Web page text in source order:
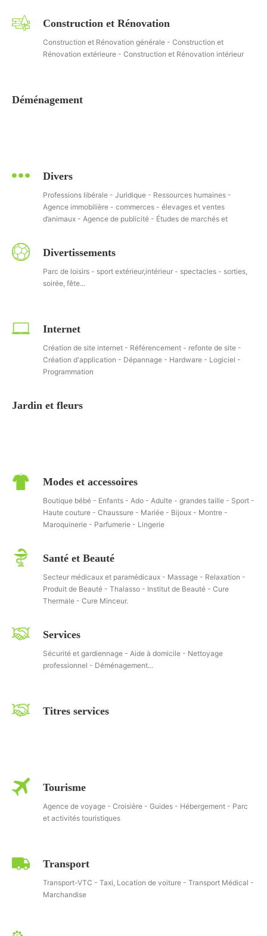
Construction et Rénovation
Construction et Rénovation générale - Construction et
Rénovation extérieure - Construction et Rénovation intérieur
Déménagement
Divers
Professions libérale - Juridique - Ressources humaines -
Agence immobilière - commerces - élevages et ventes
d’animaux - Agence de publicité - Études de marchés et
Divertissements
Parc de loisirs - sport extérieur,intérieur - spectacles - sorties,
soirée, fête...
Internet
Création de site internet - Référencement - refonte de site -
Création d'application - Dépannage - Hardware - Logiciel -
Programmation
Jardin et fleurs
Modes et accessoires
Boutique bébé - Enfants - Ado - Adulte - grandes taille - Sport -
Haute couture - Chaussure - Mariée - Bijoux - Montre -
Maroquinerie - Parfumerie - Lingerie
Santé et Beauté
Secteur médicaux et paramédicaux - Massage - Relaxation -
Produit de Beauté - Thalasso - Institut de Beauté - Cure
Thermale - Cure Minceur.
Services
Sécurité et gardiennage - Aide à domicile - Nettoyage
professionnel - Déménagement...
Titres services
Tourisme
Agence de voyage - Croisière - Guides - Hébergement - Parc
et activités touristiques
Transport
Transport-VTC - Taxi, Location de voiture - Transport Médical -
Marchandise